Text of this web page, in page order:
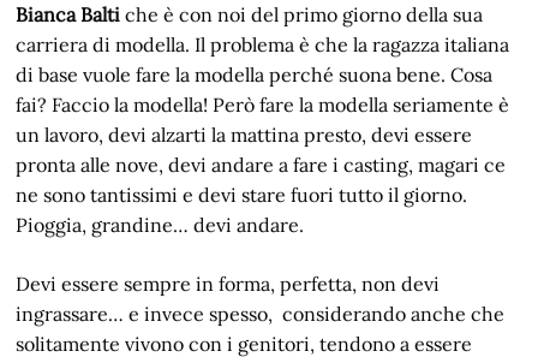
Bianca Balti che è con noi del primo giorno della sua
carriera di modella. Il problema è che la ragazza italiana
di base vuole fare la modella perché suona bene. Cosa
fai? Faccio la modella! Però fare la modella seriamente è
un lavoro, devi alzarti la mattina presto, devi essere
pronta alle nove, devi andare a fare i casting, magari ce
ne sono tantissimi e devi stare fuori tutto il giorno.
Pioggia, grandine… devi andare.
Devi essere sempre in forma, perfetta, non devi
ingrassare… e invece spesso, considerando anche che
solitamente vivono con i genitori, tendono a essere